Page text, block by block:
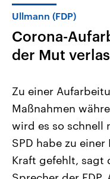
Themen
Landtagswahl Sachsen-
2026
Alle Informationen
Sachsen-Anhalt wählt
September 2026 einen
Landtag. Seit 2021 wird
Bundesland von einer
Ullmann (FDP)
Corona-
der Mut
Zu einer
Maßnahmen
wird es so schnell
SPD habe zu
Kraft gefehlt, sagt